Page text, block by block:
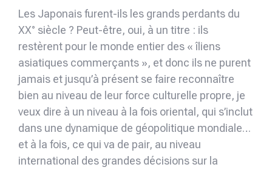
Les Japonais furent-ils les grands perdants du
XX° siècle ? Peut-être, oui, à un titre : ils
restèrent pour le monde entier des « îliens
asiatiques commerçants », et donc ils ne purent
jamais et jusqu’à présent se faire reconnaître
bien au niveau de leur force culturelle propre, je
veux dire à un niveau à la fois oriental, qui s’inclut
dans une dynamique de géopolitique mondiale…
et à la fois, ce qui va de pair, au niveau
international des grandes décisions sur la